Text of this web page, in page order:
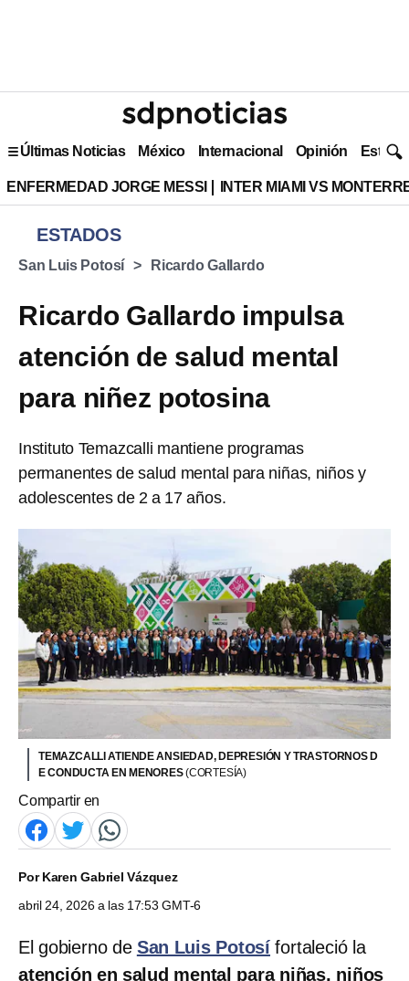
Últimas Noticias México Internacional Opinión Estilo
ENFERMEDAD JORGE MESSI INTER MIAMI VS
ESTADOS
San Luis Potosí Ricardo Gallardo
Ricardo Gallardo impulsa
atención de salud mental
para niñez potosina
Instituto Temazcalli mantiene programas
permanentes de salud mental para niñas, niños y
adolescentes de 2 a 17 años.
TEMAZCALLI ATIENDE ANSIEDAD, DEPRESIÓN Y TRASTORNOS D
E CONDUCTA EN MENORES(CORTESÍA)
Compartir en
PorKaren Gabriel Vázquez
abril 24, 2026 a las 17:53 GMT-6
El gobierno de San Luis Potosí fortaleció la
atención en salud mental para niñas, niños